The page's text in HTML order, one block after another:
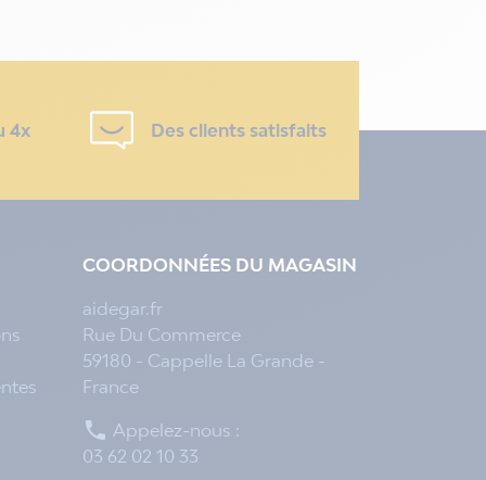
4x Des clients satisfaits
COORDONNÉES DU MAGASIN
aidegar.fr
Rue Du Commerce
59180 - Cappelle La Grande -
France
 Appelez-nous :
03 62 02 10 33